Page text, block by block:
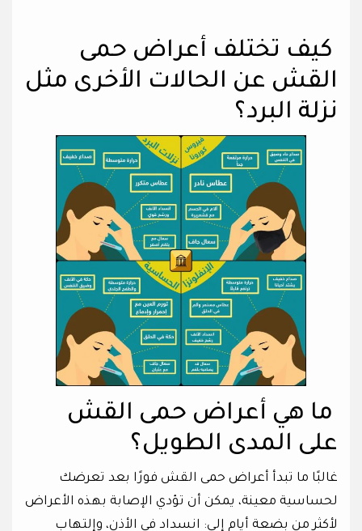
كيف تختلف أعراض حمى
القش عن الحالات الأخرى مثل
نزلة البرد؟
ما هي أعراض حمى القش
على المدى الطويل؟
غالبًا ما تبدأ أعراض حمى القش فورًا بعد تعرضك
لحساسية معينة، يمكن أن تؤدي الإصابة بهذه الأعراض
لأكثر من بضعة أيام إلى: انسداد في الأذن، وإلتهاب